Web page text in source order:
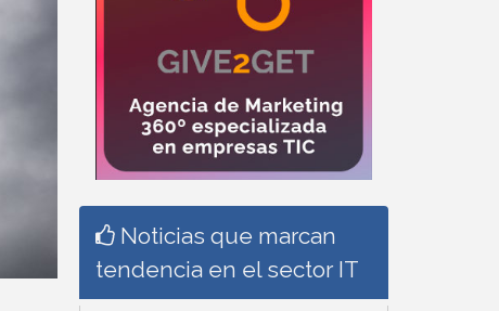
Noticias que marcan
tendencia en el sector IT